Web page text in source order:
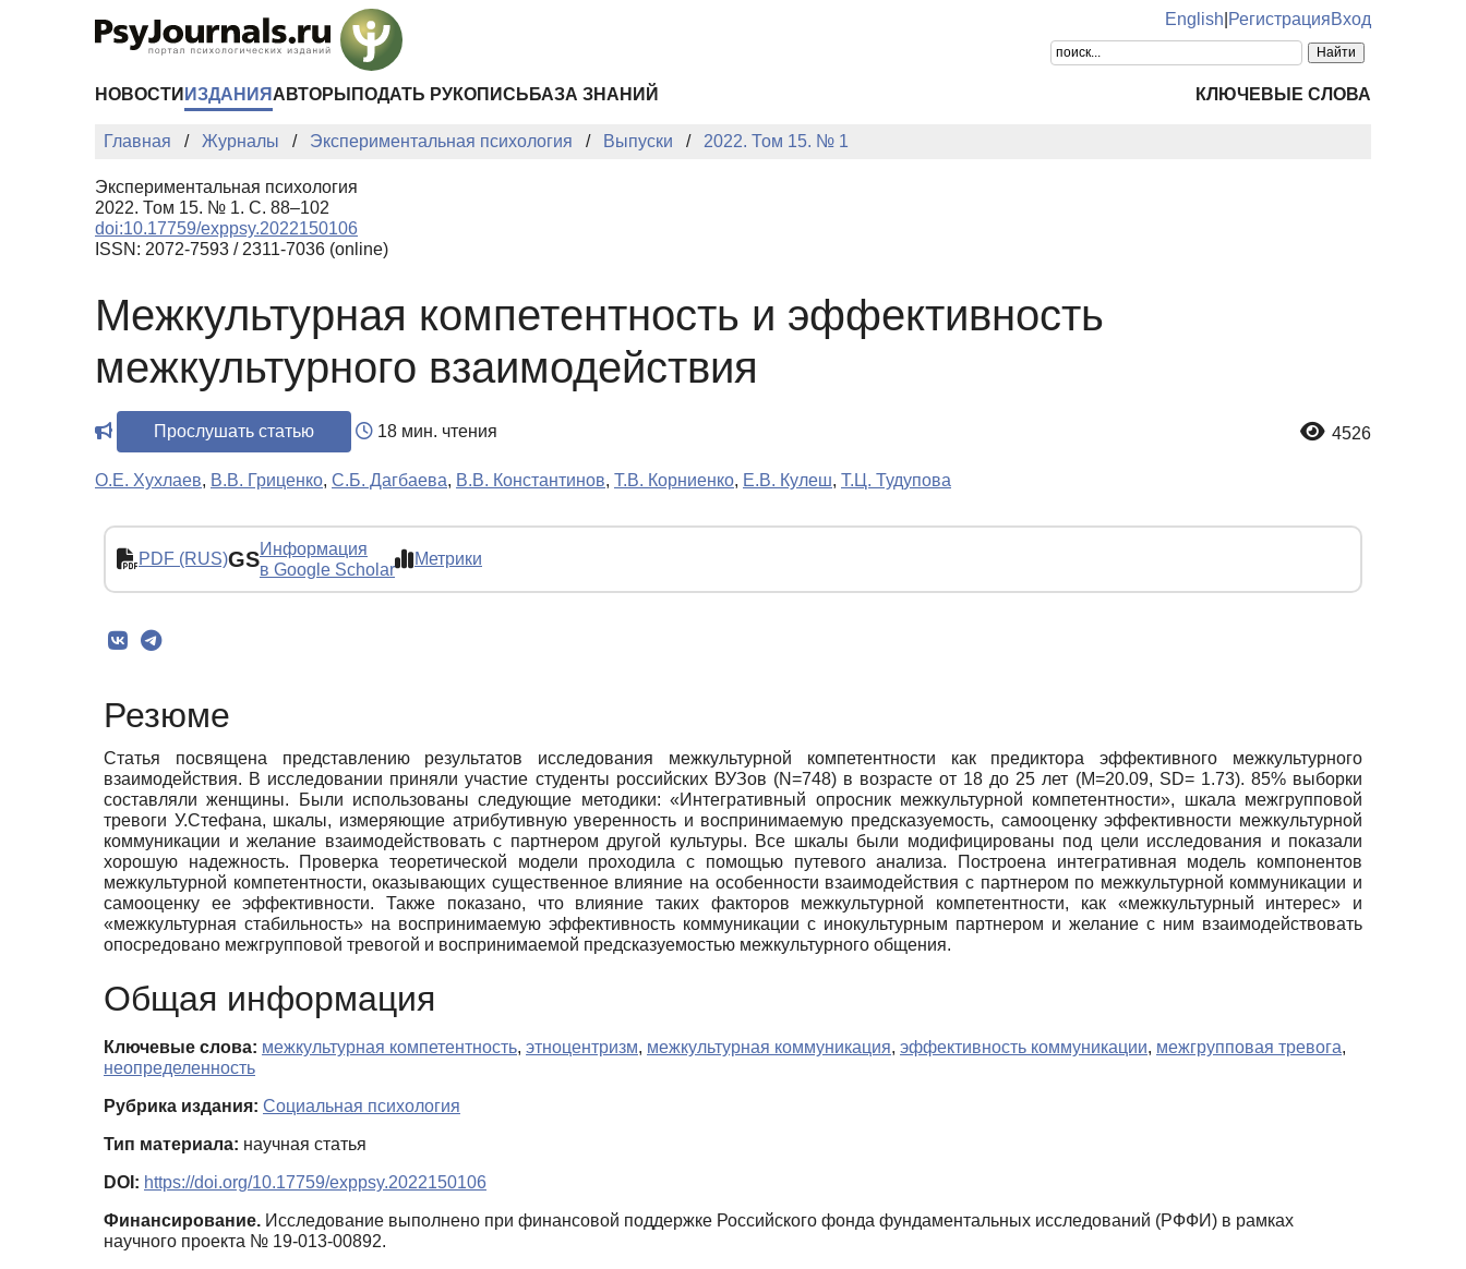
English РегистрацияВход
НОВОСТИ ИЗДАНИЯ АВТОРЫ ПОДАТЬ РУКОПИСЬ БАЗА ЗНАНИЙ КЛЮЧЕВЫЕ СЛОВА
Главная Журналы Экспериментальная психология Выпуски 2022. Том 15. № 1
Экспериментальная психология
2022. Том 15. № 1. С. 88–102
doi:10.17759/exppsy.2022150106
ISSN: 2072-7593 / 2311-7036 (online)
Межкультурная компетентность и эффективность
межкультурного взаимодействия
Прослушать статью 18 мин. чтения 4526
О.Е. Хухлаев, В.В. Гриценко, С.Б. Дагбаева, В.В. Константинов, Т.В. Корниенко, Е.В. Кулеш, Т.Ц. Тудупова
PDF (RUS)GSИнформация
в Google Scholar
Метрики
Резюме
Статья посвящена представлению результатов исследования межкультурной компетентности как предиктора эффективного межкультурного
взаимодействия. В исследовании приняли участие студенты российских ВУЗов (N=748) в возрасте от 18 до 25 лет (М=20.09, SD= 1.73). 85% выборки
составляли женщины. Были использованы следующие методики: «Интегративный опросник межкультурной компетентности», шкала межгрупповой
тревоги У.Стефана, шкалы, измеряющие атрибутивную уверенность и воспринимаемую предсказуемость, самооценку эффективности межкультурной
коммуникации и желание взаимодействовать с партнером другой культуры. Все шкалы были модифицированы под цели исследования и показали
хорошую надежность. Проверка теоретической модели проходила с помощью путевого анализа. Построена интегративная модель компонентов
межкультурной компетентности, оказывающих существенное влияние на особенности взаимодействия с партнером по межкультурной коммуникации и
самооценку ее эффективности. Также показано, что влияние таких факторов межкультурной компетентности, как «межкультурный интерес» и
«межкультурная стабильность» на воспринимаемую эффективность коммуникации с инокультурным партнером и желание с ним взаимодействовать
опосредовано межгрупповой тревогой и воспринимаемой предсказуемостью межкультурного общения.
Общая информация
Ключевые слова: межкультурная компетентность, этноцентризм, межкультурная коммуникация, эффективность коммуникации, межгрупповая тревога,
неопределенность
Рубрика издания: Социальная психология
Тип материала: научная статья
DOI: https://doi.org/10.17759/exppsy.2022150106
Финансирование. Исследование выполнено при финансовой поддержке Российского фонда фундаментальных исследований (РФФИ) в рамках
научного проекта № 19-013-00892.